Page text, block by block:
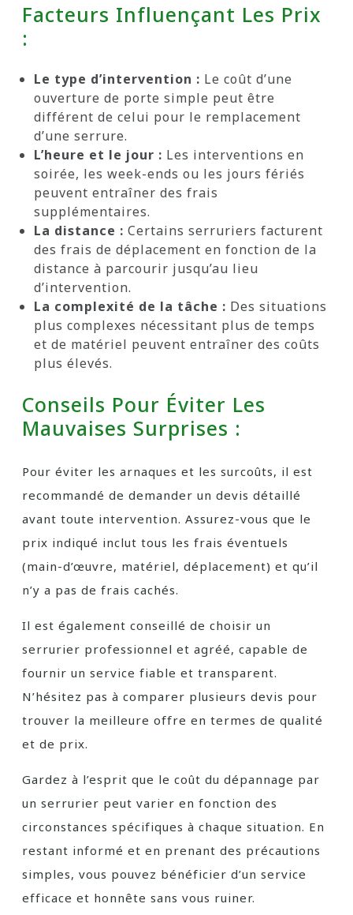
Facteurs Influençant Les Prix
:
Le type d’intervention : Le coût d’une
ouverture de porte simple peut être
différent de celui pour le remplacement
d’une serrure.
L’heure et le jour : Les interventions en
soirée, les week-ends ou les jours fériés
peuvent entraîner des frais
supplémentaires.
La distance : Certains serruriers facturent
des frais de déplacement en fonction de la
distance à parcourir jusqu’au lieu
d’intervention.
La complexité de la tâche : Des situations
plus complexes nécessitant plus de temps
et de matériel peuvent entraîner des coûts
plus élevés.
Conseils Pour Éviter Les
Mauvaises Surprises :
Pour éviter les arnaques et les surcoûts, il est
recommandé de demander un devis détaillé
avant toute intervention. Assurez-vous que le
prix indiqué inclut tous les frais éventuels
(main-d’œuvre, matériel, déplacement) et qu’il
n’y a pas de frais cachés.
Il est également conseillé de choisir un
serrurier professionnel et agréé, capable de
fournir un service fiable et transparent.
N’hésitez pas à comparer plusieurs devis pour
trouver la meilleure offre en termes de qualité
et de prix.
Gardez à l’esprit que le coût du dépannage par
un serrurier peut varier en fonction des
circonstances spécifiques à chaque situation. En
restant informé et en prenant des précautions
simples, vous pouvez bénéficier d’un service
efficace et honnête sans vous ruiner.